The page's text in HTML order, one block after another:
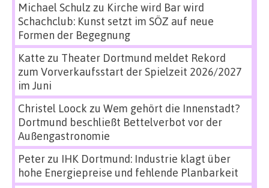
Michael Schulz zu Kirche wird Bar wird
Schachclub: Kunst setzt im SÖZ auf neue
Formen der Begegnung
Katte zu Theater Dortmund meldet Rekord
zum Vorverkaufsstart der Spielzeit 2026/2027
im Juni
Christel Loock zu Wem gehört die Innenstadt?
Dortmund beschließt Bettelverbot vor der
Außengastronomie
Peterzu IHK Dortmund: Industrie klagt über
hohe Energiepreise und fehlende Planbarkeit